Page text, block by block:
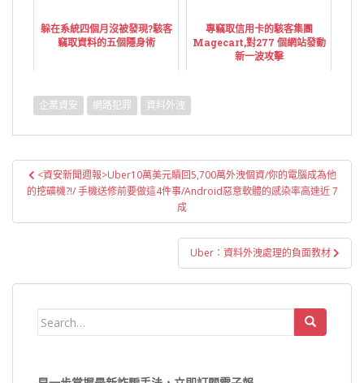
躲在系統四個月沒被發現?駭客
竊取資料的五個隱身術
專竊取信用卡的駭客集團
Magecart,對277 個網站發動
新一波攻擊
企業資安 網路犯罪 資料外洩
文
章
<資安新聞週報>Uber10萬美元贖回5,700萬外洩個資/你的電腦成為他
的挖礦機?!/ 手機送修前要做這4件事/Android惡意軟體的感染率高達近 7
成
Uber：資料外洩處理的負面教材
Search